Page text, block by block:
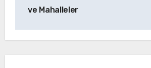
ve Mahalleler